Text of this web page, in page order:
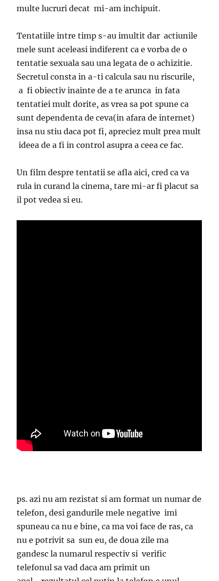
multe lucruri decat mi-am inchipuit.
Tentatiile intre timp s-au imultit dar actiunile
mele sunt aceleasi indiferent ca e vorba de o
tentatie sexuala sau una legata de o achizitie.
Secretul consta in a-ti calcula sau nu riscurile,
a fi obiectiv inainte de a te arunca in fata
tentatiei mult dorite, as vrea sa pot spune ca
sunt dependenta de ceva(in afara de internet)
insa nu stiu daca pot fi, apreciez mult prea mult
ideea de a fi in control asupra a ceea ce fac.
Un film despre tentatii se afla aici, cred ca va
rula in curand la cinema, tare mi-ar fi placut sa
il pot vedea si eu.
ps. azi nu am rezistat si am format un numar de
telefon, desi gandurile mele negative imi
spuneau ca nu e bine, ca ma voi face de ras, ca
nu e potrivit sa sun eu, de doua zile ma
gandesc la numarul respectiv si verific
telefonul sa vad daca am primit un